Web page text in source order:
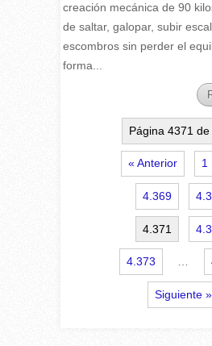
creación mecánica de 90
de saltar, galopar, subir
escombros sin perder el
forma...
Página 4371 de
« Anterior 1
4.369
4.371
4.373 …
Siguiente »